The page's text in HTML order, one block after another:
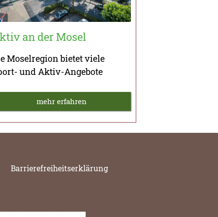
an der Mosel
Moselregion bietet viele
und Aktiv-Angebote
mehr erfahren
Barrierefreiheitserklärung